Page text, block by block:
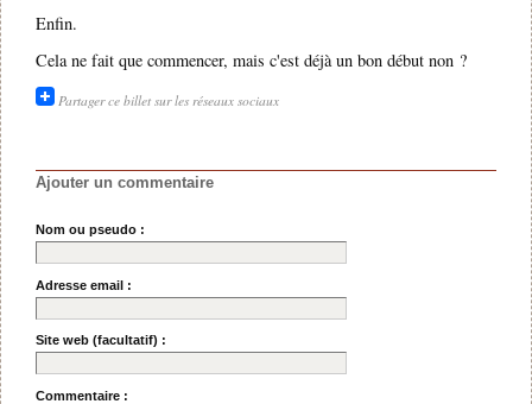
Enfin.
Cela ne fait que commencer, mais c'est déjà un bon début non ?
Partager ce billet sur les réseaux sociaux
Ajouter un commentaire
Nom ou pseudo :
Adresse email :
Site web (facultatif) :
Commentaire :